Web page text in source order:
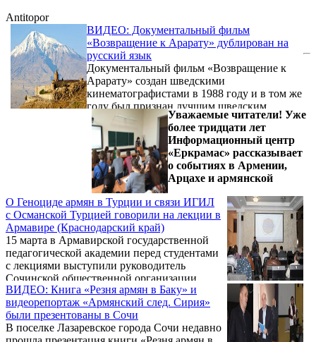
Antitopor
ВИДЕО: Документальный фильм
«Возвращение к Арарату» дублирован на
русский язык
Документальный фильм «Возвращение к
Арарату» создан шведскими
кинематографистами в 1988 году и в том же
году был признан лучшим шведским
фильмом. Автор фильма – Сюзан Хардалян.
Это честный, объективный рассказ о
Геноциде армян в Османской Турции, в
котором авторы не проявляют излишних
эмоций. Дублирование фильма на русский
язык осуществлено Сочинской
организацией «Народная Память»,
Информационным Центром газеты армян
России «Еркрамас» и Информационно-
Аналитическим Порталом «Антитопор». На
русский ...
О Геноциде армян в Турции и связи ИГИЛ
с Османской Турцией говорили на лекции в
Армавире (Краснодарский край)
15 марта в Армавирской государственной
педагогической академии перед студентами
с лекциями выступили руководитель
Сочинской общественной организации
«Народная память» Артур Геворкян и
руководитель ИАПС «Антитопор» Вадим
Арутюнов. Как сообщает Информационный
Центр газеты армян России «Еркрамас»
ВИДЕО: Книга «Резня армян в Баку» и
видеорепортаж «Армянский след. Сирия»
были презентованы в Сочи
В поселке Лазаревское города Сочи недавно
Уважаемые читатели! Уже
более тридцати лет
Информационный центр
«Еркрамас» рассказывает
о событиях в Армении,
Арцахе и армянской